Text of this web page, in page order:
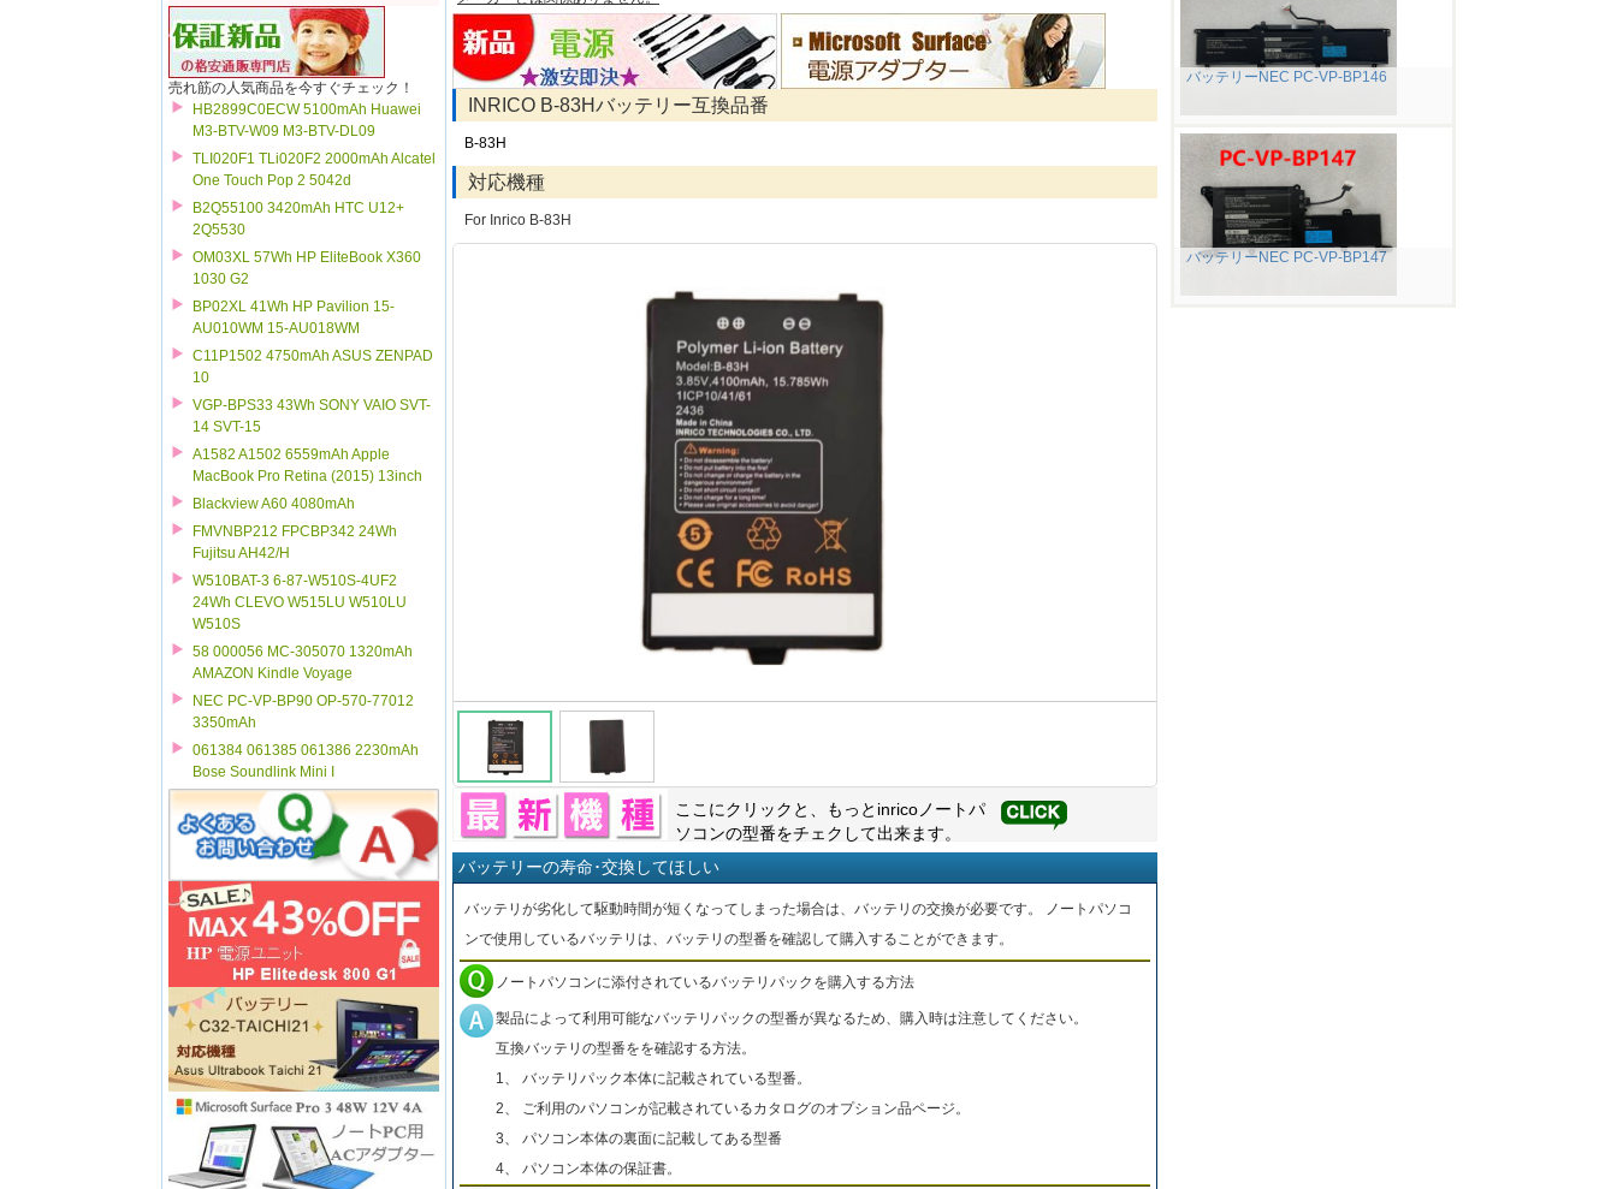
売れ筋の人気商品を今すぐチェック！
HB2899C0ECW 5100mAh Huawei
M3-BTV-W09 M3-BTV-DL09
TLI020F1 TLi020F2 2000mAh Alcatel
One Touch Pop 2 5042d
B2Q55100 3420mAh HTC U12+
2Q5530
OM03XL 57Wh HP EliteBook X360
1030 G2
BP02XL 41Wh HP Pavilion 15-
AU010WM 15-AU018WM
C11P1502 4750mAh ASUS ZENPAD
10
VGP-BPS33 43Wh SONY VAIO SVT-
14 SVT-15
A1582 A1502 6559mAh Apple
MacBook Pro Retina (2015) 13inch
Blackview A60 4080mAh
FMVNBP212 FPCBP342 24Wh
Fujitsu AH42/H
W510BAT-3 6-87-W510S-4UF2
24Wh CLEVO W515LU W510LU
W510S
58 000056 MC-305070 1320mAh
AMAZON Kindle Voyage
NEC PC-VP-BP90 OP-570-77012
3350mAh
061384 061385 061386 2230mAh
Bose Soundlink Mini I
INRICO B-83Hバッテリー互換品番
B-83H
対応機種
For Inrico B-83H
ここにクリックと、もっと inricoノートパ
ソコンの型番をチェクして出来ます。
バッテリーの寿命･交換してほしい
バッテリが劣化して駆動時間が短くなってしまった場合は、バッテリの交換が必要です。 ノートパソコ
ンで使用しているバッテリは、バッテリの型番を確認して購入することができます。
ノートパソコンに添付されているバッテリパックを購入する方法
製品によって利用可能なバッテリパックの型番が異なるため、購入時は注意してください。
互換バッテリの型番をを確認する方法。
1、 バッテリパック本体に記載されている型番。
2、 ご利用のパソコンが記載されているカタログのオプション品ページ。
3、 パソコン本体の裏面に記載してある型番
4、 パソコン本体の保証書。
バッテリーNEC PC-VP-BP146
バッテリーNEC PC-VP-BP147